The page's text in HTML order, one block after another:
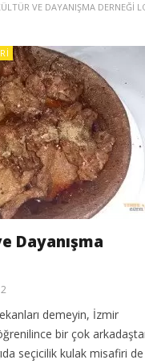
VE DAYANIŞMA DERNEĞI
Dayanışma
2
demeyin, İzmir
bir çok
seçicilik kulak misafiri de